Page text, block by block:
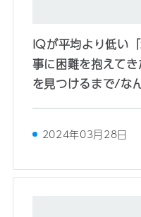
IQが平均より低い
事に困難を抱えて
を見つけるまで/な
2024年03月28日